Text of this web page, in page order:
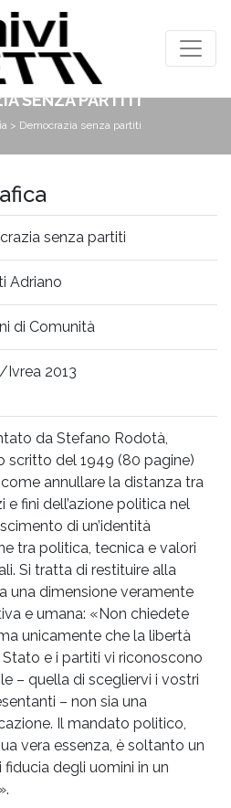
SENZA PARTITI
> Democrazia senza partiti
senza partiti
Adriano
di Comunità
Ivrea 2013
da Stefano Rodotà,
scritto del 1949 (80 pagine)
annullare la distanza tra
e fini dell’azione politica nel
di un’identità
tra politica, tecnica e valori
Si tratta di restituire alla
una dimensione veramente
e umana: «Non chiedete
unicamente che la libertà
e i partiti vi riconoscono
– quella di scegliervi i vostri
– non sia una
Il mandato politico,
vera essenza, è soltanto un
fiducia degli uomini in un